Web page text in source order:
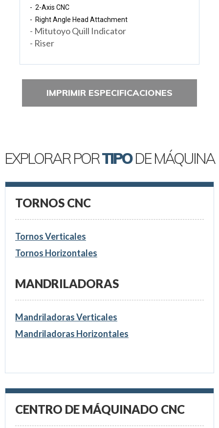
- 2-Axis CNC
- Right Angle Head Attachment
- Mitutoyo Quill Indicator
- Riser
IMPRIMIR ESPECIFICACIONES
EXPLORAR PORTIPODE MÁQUINA
TORNOS CNC
Tornos Verticales
Tornos Horizontales
MANDRILADORAS
Mandriladoras Verticales
Mandriladoras Horizontales
CENTRO DE MÁQUINADO CNC